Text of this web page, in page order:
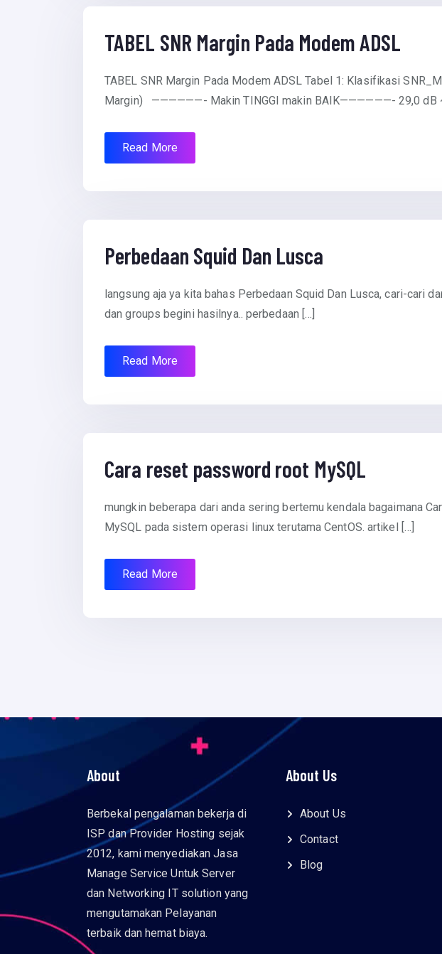
TABEL SNR Margin Pada Modem ADSL
TABEL SNR Margin Pada Modem ADSL Tabel 1: Klasifikasi
Margin) ——————- Makin TINGGI makin BAIK——————- 29,0 dB
Read More
Perbedaan Squid Dan Lusca
langsung aja ya kita bahas Perbedaan Squid Dan Lusca, cari-cari
dan groups begini hasilnya.. perbedaan […]
Read More
Cara reset password root MySQL
mungkin beberapa dari anda sering bertemu kendala bagaimana
MySQL pada sistem operasi linux terutama CentOS. artikel […]
Read More
About
Berbekal pengalaman bekerja di
ISP dan Provider Hosting sejak
2012, kami menyediakan Jasa
Manage Service Untuk Server
dan Networking IT solution yang
mengutamakan Pelayanan
terbaik dan hemat biaya.
About Us
About Us
Contact
Blog